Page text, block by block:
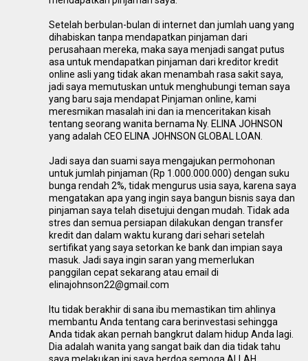
Setelah berbulan-bulan di internet dan jumlah uang yang
dihabiskan tanpa mendapatkan pinjaman dari
perusahaan mereka, maka saya menjadi sangat putus
asa untuk mendapatkan pinjaman dari kreditor kredit
online asli yang tidak akan menambah rasa sakit saya,
jadi saya memutuskan untuk menghubungi teman saya
yang baru saja mendapat Pinjaman online, kami
meresmikan masalah ini dan ia menceritakan kisah
tentang seorang wanita bernama Ny. ELINA JOHNSON
yang adalah CEO ELINA JOHNSON GLOBAL LOAN.
Jadi saya dan suami saya mengajukan permohonan
untuk jumlah pinjaman (Rp 1.000.000.000) dengan suku
bunga rendah 2%, tidak mengurus usia saya, karena saya
mengatakan apa yang ingin saya bangun bisnis saya dan
pinjaman saya telah disetujui dengan mudah. Tidak ada
stres dan semua persiapan dilakukan dengan transfer
kredit dan dalam waktu kurang dari sehari setelah
sertifikat yang saya setorkan ke bank dan impian saya
masuk. Jadi saya ingin saran yang memerlukan
panggilan cepat sekarang atau email di
elinajohnson22@gmail.com
Itu tidak berakhir di sana ibu memastikan tim ahlinya
membantu Anda tentang cara berinvestasi sehingga
Anda tidak akan pernah bangkrut dalam hidup Anda lagi.
Dia adalah wanita yang sangat baik dan dia tidak tahu
saya melakukan ini saya berdoa semoga ALLAH